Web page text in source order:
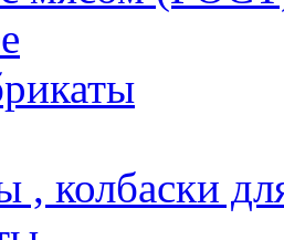
, колбаски